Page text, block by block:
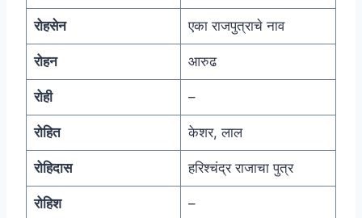
रोहसेन एका राजपुत्राचे नाव
रोहन आरुढ
रोही –
रोहित केशर, लाल
रोहिदास हरिश्चंद्र राजाचा पुत्र
रोहिश –